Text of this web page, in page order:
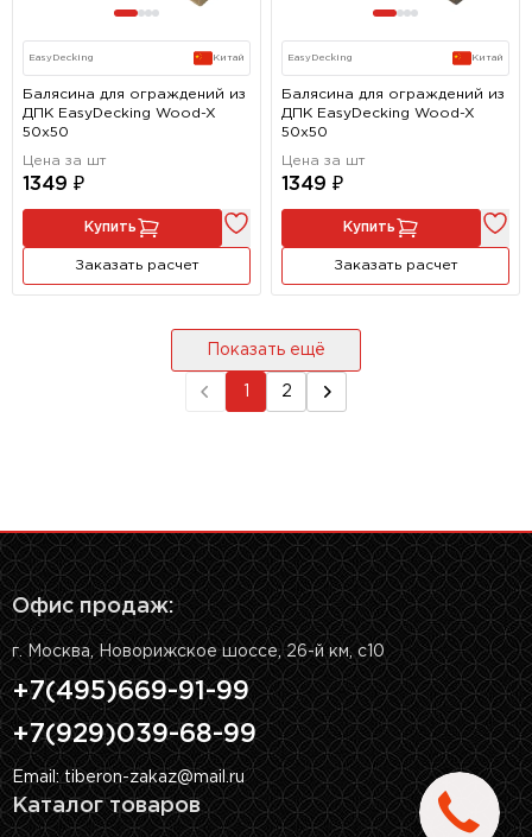
EasyDecking Китай
Балясина для ограждений из
ДПК EasyDecking Wood-X
50х50
Цена за шт
1349 ₽
Купить
Заказать расчет
EasyDecking Китай
Балясина для ограждений из
ДПК EasyDecking Wood-X
50х50
Цена за шт
1349 ₽
Купить
Заказать расчет
Показать ещё
2
Офис продаж:
г. Москва, Новорижское шоссе, 26-й км, с10
+7(495)669-91-99
+7(929)039-68-99
Email: tiberon-zakaz@mail.ru
Каталог товаров